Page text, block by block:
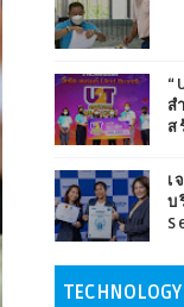
ส
ส
เ
บ
TECHNOLOGY